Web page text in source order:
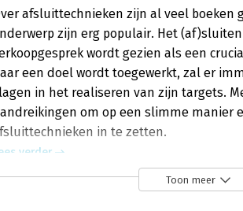
afsluittechnieken zijn al veel boeken
zijn erg populair. Het
wordt gezien als een
een doel wordt toegewerkt, zal er
in het realiseren van zijn targets.
om op een slimme manier
in te zetten.
verder
Toon meer